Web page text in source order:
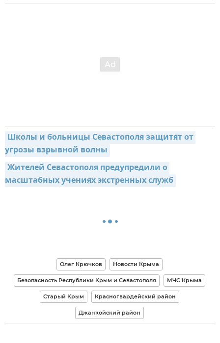
Школы и больницы Севастополя защитят от
угрозы взрывной волны
Жителей Севастополя предупредили о
масштабных учениях экстренных служб
Олег Крючков Новости Крыма
Безопасность Республики Крым и Севастополя МЧС Крыма
Старый Крым Красногвардейский район
Джанкойский район